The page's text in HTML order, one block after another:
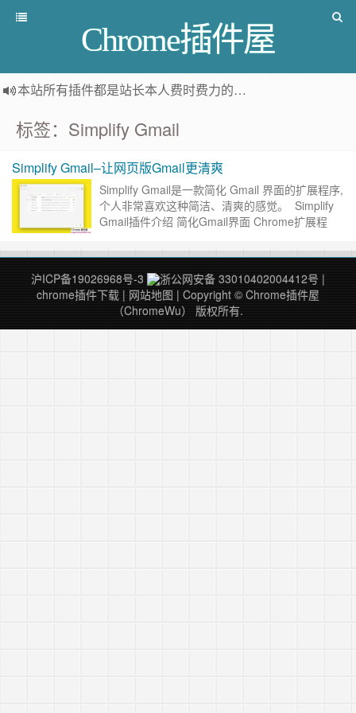
Chrome插件屋
本站所有插件都是站长本人费时费力的人工筛选推荐
标签：Simplify Gmail
Simplify Gmail–让网页版Gmail更清爽
Simplify Gmail是一款简化 Gmail 界面的扩展程序,
个人非常喜欢这种简洁、清爽的感觉。 Simplify
Gmail插件介绍 简化Gmail界面 Chrome扩展程
沪ICP备19026968号-3 浙公网安备 33010402004412号 |
chrome插件下载 | 网站地图 | Copyright © Chrome插件屋
（ChromeWu） 版权所有.